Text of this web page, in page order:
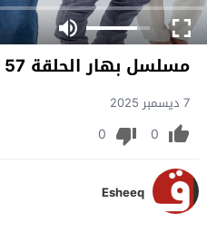
مسلسل بهار الحلقة 57
7 ديسمبر 2025
0
0
Esheeq